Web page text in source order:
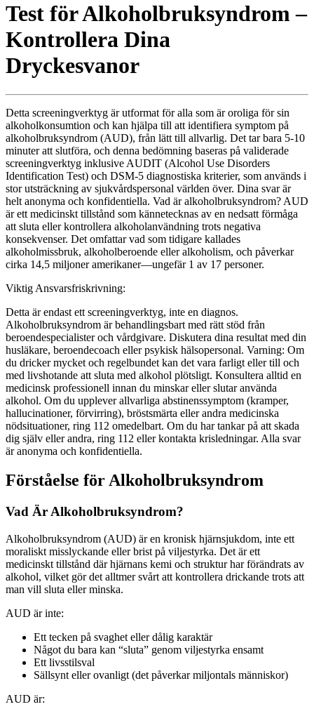
Test för Alkoholbruksyndrom –
Kontrollera Dina
Dryckesvanor
Detta screeningverktyg är utformat för alla som är oroliga för sin
alkoholkonsumtion och kan hjälpa till att identifiera symptom på
alkoholbruksyndrom (AUD), från lätt till allvarlig. Det tar bara 5-10
minuter att slutföra, och denna bedömning baseras på validerade
screeningverktyg inklusive AUDIT (Alcohol Use Disorders
Identification Test) och DSM-5 diagnostiska kriterier, som används i
stor utsträckning av sjukvårdspersonal världen över. Dina svar är
helt anonyma och konfidentiella. Vad är alkoholbruksyndrom? AUD
är ett medicinskt tillstånd som kännetecknas av en nedsatt förmåga
att sluta eller kontrollera alkoholanvändning trots negativa
konsekvenser. Det omfattar vad som tidigare kallades
alkoholmissbruk, alkoholberoende eller alkoholism, och påverkar
cirka 14,5 miljoner amerikaner—ungefär 1 av 17 personer.
Viktig Ansvarsfriskrivning:
Detta är endast ett screeningverktyg, inte en diagnos.
Alkoholbruksyndrom är behandlingsbart med rätt stöd från
beroendespecialister och vårdgivare. Diskutera dina resultat med din
husläkare, beroendecoach eller psykisk hälsopersonal. Varning: Om
du dricker mycket och regelbundet kan det vara farligt eller till och
med livshotande att sluta med alkohol plötsligt. Konsultera alltid en
medicinsk professionell innan du minskar eller slutar använda
alkohol. Om du upplever allvarliga abstinenssymptom (kramper,
hallucinationer, förvirring), bröstsmärta eller andra medicinska
nödsituationer, ring 112 omedelbart. Om du har tankar på att skada
dig själv eller andra, ring 112 eller kontakta krisledningar. Alla svar
är anonyma och konfidentiella.
Förståelse för Alkoholbruksyndrom
Vad Är Alkoholbruksyndrom?
Alkoholbruksyndrom (AUD) är en kronisk hjärnsjukdom, inte ett
moraliskt misslyckande eller brist på viljestyrka. Det är ett
medicinskt tillstånd där hjärnans kemi och struktur har förändrats av
alkohol, vilket gör det alltmer svårt att kontrollera drickande trots att
man vill sluta eller minska.
AUD är inte:
Ett tecken på svaghet eller dålig karaktär
Något du bara kan “sluta” genom viljestyrka ensamt
Ett livsstilsval
Sällsynt eller ovanligt (det påverkar miljontals människor)
AUD är: